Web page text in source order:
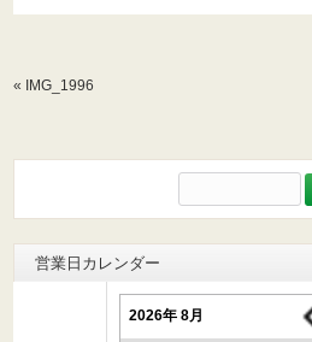
« IMG_1996
索:
営業日カレンダー
2026年 8月